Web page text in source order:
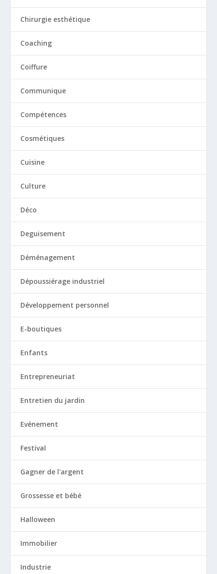
Chirurgie esthétique
Coaching
Coiffure
Communique
Compétences
Cosmétiques
Cuisine
Culture
Déco
Deguisement
Déménagement
Dépoussiérage industriel
Développement personnel
E-boutiques
Enfants
Entrepreneuriat
Entretien du jardin
Evénement
Festival
Gagner de l'argent
Grossesse et bébé
Halloween
Immobilier
Industrie